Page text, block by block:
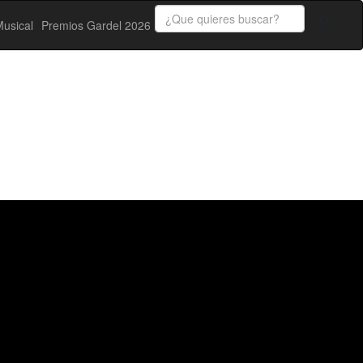
Premios Gardel 2026